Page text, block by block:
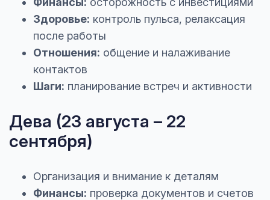
Здоровье: контроль пульса, релаксация
после работы
Отношения: общение и налаживание
контактов
Шаги: планирование встреч и активности
Дева (23 августа – 22
сентября)
Организация и внимание к деталям
Финансы: проверка документов и счетов